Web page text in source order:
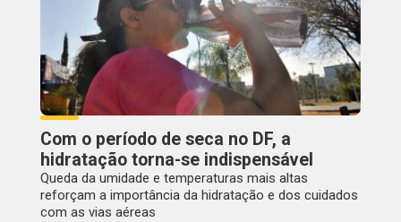
Com o período de seca no DF, a
hidratação torna-se indispensável
Queda da umidade e temperaturas mais altas
reforçam a importância da hidratação e dos cuidados
com as vias aéreas